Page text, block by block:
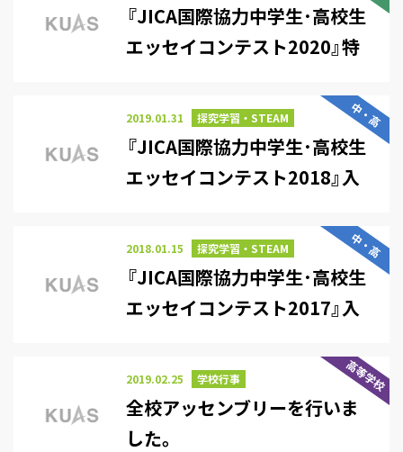
『JICA国際協力中学生･高校生
エッセイコンテスト2020』特
中・高
2019.01.31 探究学習・STEAM
『JICA国際協力中学生･高校生
エッセイコンテスト2018』入
中・高
2018.01.15 探究学習・STEAM
『JICA国際協力中学生･高校生
エッセイコンテスト2017』入
高等学校
2019.02.25 学校行事
全校アッセンブリーを行いま
した。